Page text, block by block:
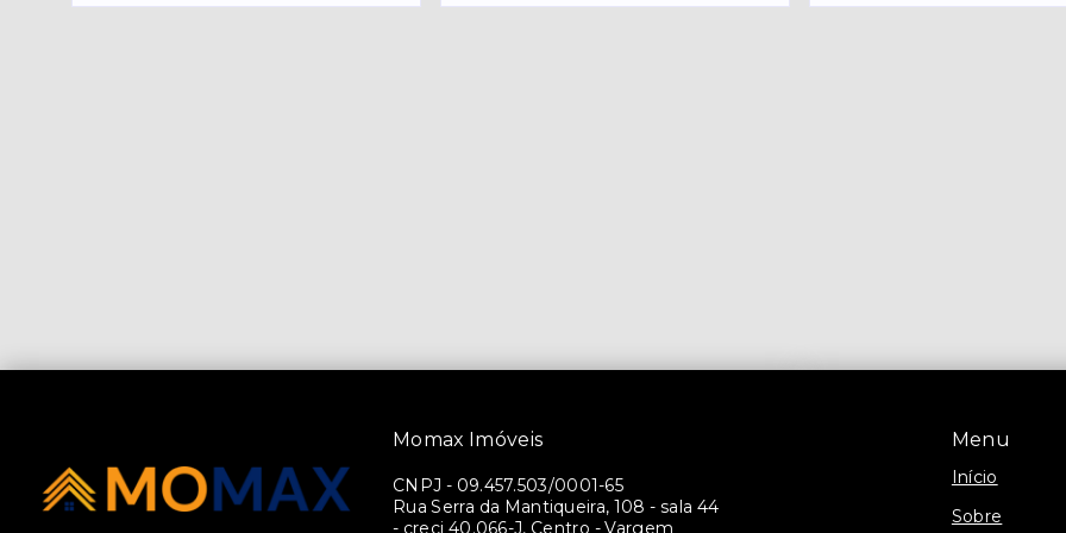
Menu
Início
Sobre
Momax Imóveis
CNPJ - 09.457.503/0001-65
Rua Serra da Mantiqueira, 108 - sala 44
- creci 40.066-J, Centro - Vargem